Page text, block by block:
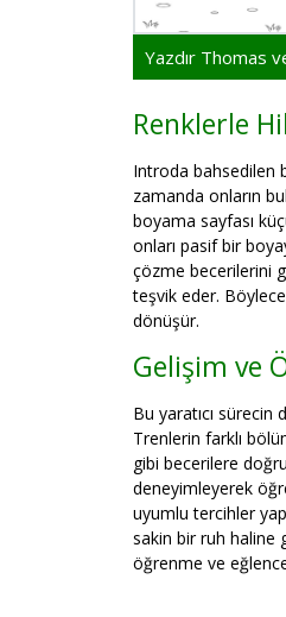
Renklerle
Introda bahsedilen
zamanda onların
boyama sayfası
onları pasif bir
çözme becerilerini
teşvik eder.
dönüşür.
Gelişim ve
Bu yaratıcı
Trenlerin farklı
gibi becerilere
deneyimleyerek
uyumlu tercihler
sakin bir ruh haline
öğrenme ve